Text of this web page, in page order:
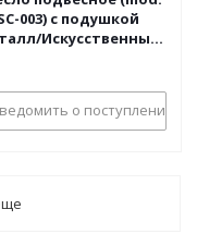
003) с подушкой
Искусственный
105х68х118 см,
о поступлении